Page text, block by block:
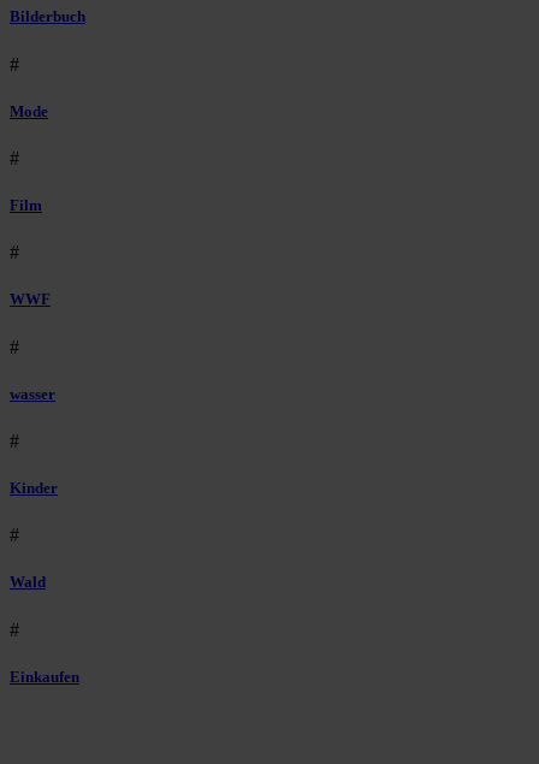
Bilderbuch
#
Mode
#
Film
#
WWF
#
wasser
#
Kinder
#
Wald
#
Einkaufen